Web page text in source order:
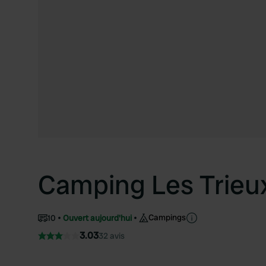
Camping Les
10 Ouvert aujourd'hui Campings
3.0332 avis